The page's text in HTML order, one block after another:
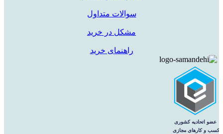
سوالات متداول
مشکل در خرید
راهنمای خرید